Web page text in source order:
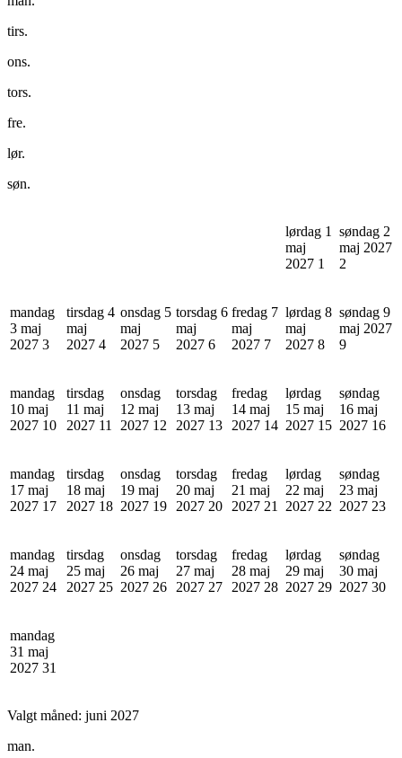
tirs.
ons.
tors.
fre.
lør.
søn.
lørdag 1
maj
2027 1
søndag 2
maj 2027
2
mandag
3 maj
2027 3
tirsdag 4
maj
2027 4
onsdag 5
maj
2027 5
torsdag 6
maj
2027 6
fredag 7
maj
2027 7
lørdag 8
maj
2027 8
søndag 9
maj 2027
9
mandag
10 maj
2027 10
tirsdag
11 maj
2027 11
onsdag
12 maj
2027 12
torsdag
13 maj
2027 13
fredag
14 maj
2027 14
lørdag
15 maj
2027 15
søndag
16 maj
2027 16
mandag
17 maj
2027 17
tirsdag
18 maj
2027 18
onsdag
19 maj
2027 19
torsdag
20 maj
2027 20
fredag
21 maj
2027 21
lørdag
22 maj
2027 22
søndag
23 maj
2027 23
mandag
24 maj
2027 24
tirsdag
25 maj
2027 25
onsdag
26 maj
2027 26
torsdag
27 maj
2027 27
fredag
28 maj
2027 28
lørdag
29 maj
2027 29
søndag
30 maj
2027 30
mandag
31 maj
2027 31
Valgt måned: juni 2027
man.